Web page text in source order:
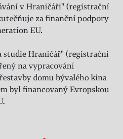
v Hraničáři" (registrační
za finanční podpory
EU.
Hraničář" (registrační
na vypracování
domu bývalého kina
byl financovaný Evropskou